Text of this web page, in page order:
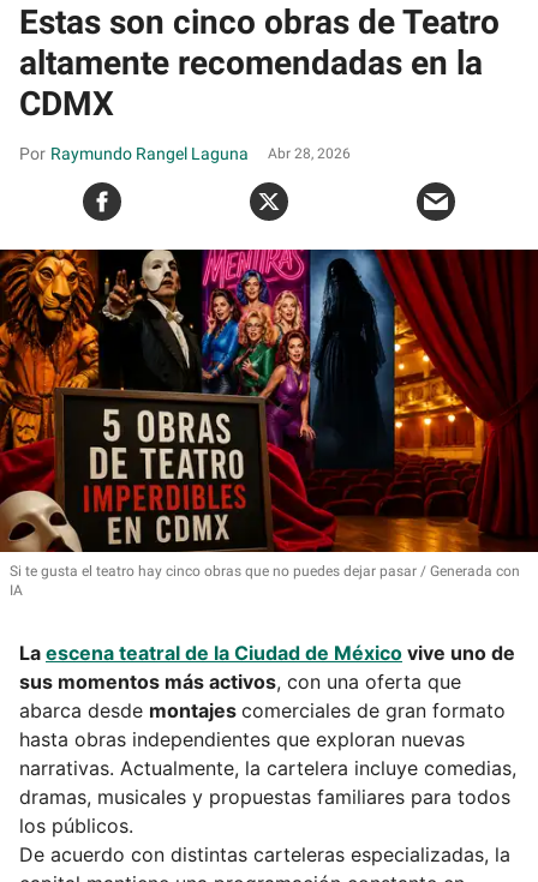
Estas son cinco obras de Teatro
altamente recomendadas en la
CDMX
Raymundo Rangel Laguna Abr 28, 2026
Si te gusta el teatro hay cinco obras que no puedes dejar pasar
Generada con
IA
La escena teatral de la Ciudad de México vive uno de
sus momentos más activos, con una oferta que
abarca desde montajes comerciales de gran formato
hasta obras independientes que exploran nuevas
narrativas. Actualmente, la cartelera incluye comedias,
dramas, musicales y propuestas familiares para todos
los públicos.
De acuerdo con distintas carteleras especializadas, la